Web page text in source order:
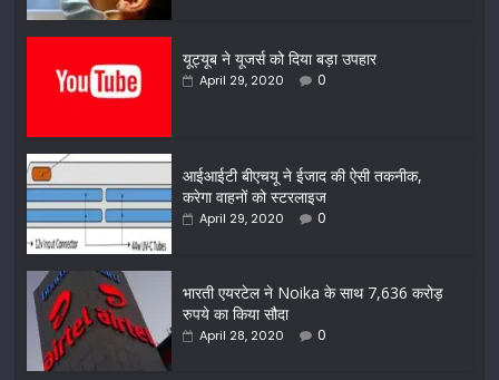
यूट्यूब ने यूजर्स को दिया बड़ा उपहार
April 29, 2020 0
आईआईटी बीएचयू ने ईजाद की ऐसी तकनीक,
करेगा वाहनों को स्टरलाइज
April 29, 2020 0
भारती एयरटेल ने Noika के साथ 7,636 करोड़
रुपये का किया सौदा
April 28, 2020 0